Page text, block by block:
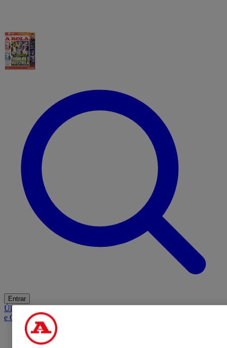
Entrar
ÚltimasMercadoOpiniãoiGaming HubA BOLA SUGEREBarba
e Cabelo